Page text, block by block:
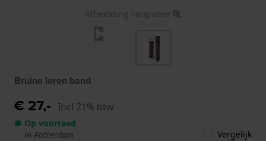
Afbeelding vergroten
Bruine leren band
€ 27,- Incl 21% btw
● Op voorraad
in Rotterdam
Vergelijk